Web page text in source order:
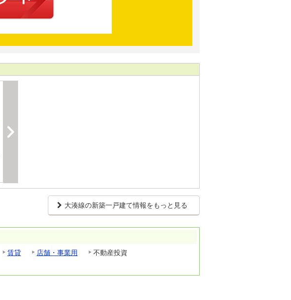
大湊線の新築一戸建て情報をもっと見る
賃貸 店舗・事業用
不動産投資